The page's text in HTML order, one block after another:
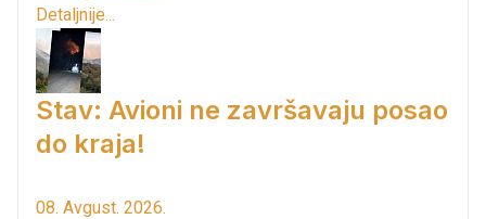
Detaljnije...
Stav: Avioni ne završavaju posao
do kraja!
08. Avgust. 2026.